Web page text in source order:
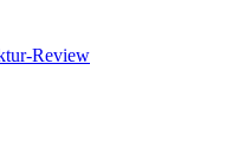
Review